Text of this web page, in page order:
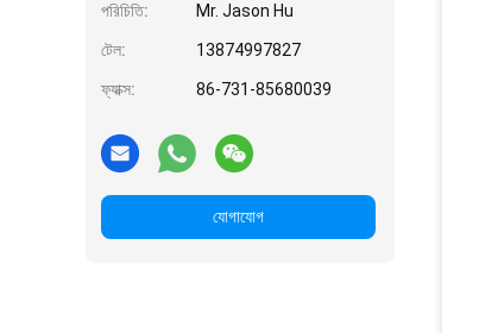
পরিচিতি: Mr. Jason Hu
টেল: 13874997827
ফ্যাক্স: 86-731-85680039
যোগাযোগ